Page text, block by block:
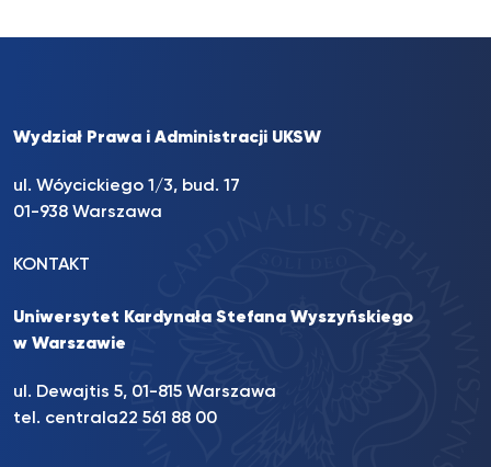
Wydział Prawa i Administracji UKSW
ul. Wóycickiego 1/3, bud. 17
01-938 Warszawa
KONTAKT
Uniwersytet Kardynała Stefana Wyszyńskiego
w Warszawie
ul. Dewajtis 5, 01-815 Warszawa
tel. centrala22 561 88 00